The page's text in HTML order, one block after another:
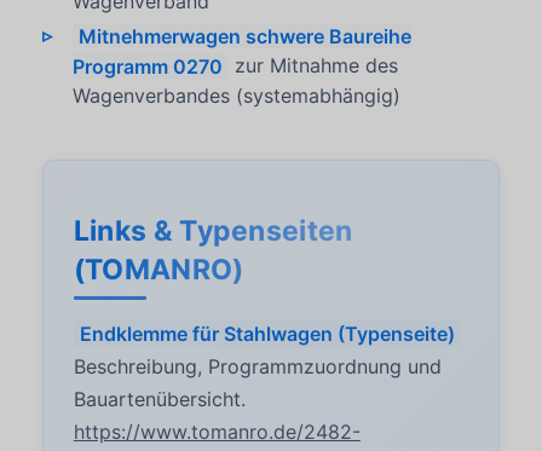
Mitnehmerwagen schwere Baureihe
Programm 0270 zur Mitnahme des
Wagenverbandes (systemabhängig)
Links & Typenseiten
(TOMANRO)
Endklemme für Stahlwagen (Typenseite)
Beschreibung, Programmzuordnung und
Bauartenübersicht.
https://www.tomanro.de/2482-